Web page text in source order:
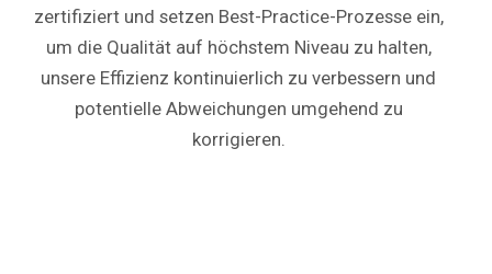
zertifiziert und setzen Best-Practice-Prozesse ein,
um die Qualität auf höchstem Niveau zu halten,
unsere Effizienz kontinuierlich zu verbessern und
potentielle Abweichungen umgehend zu
korrigieren.